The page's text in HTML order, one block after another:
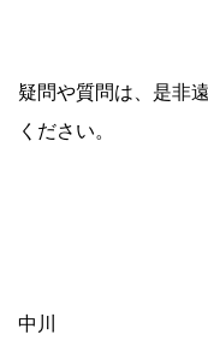
疑問や質問は、是非
ください。
中川